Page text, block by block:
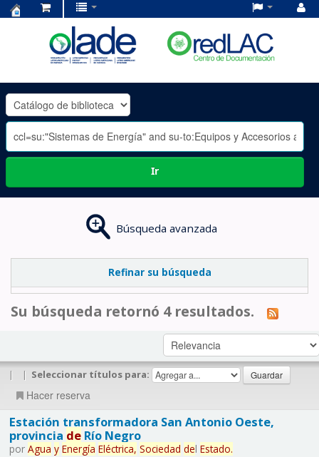
OLADE
-
Ir
Búsqueda avanzada
Refinar su búsqueda
Su búsqueda retornó 4 resultados.
| | Seleccionar títulos para:
Hacer reserva
Estación transformadora San Antonio Oeste,
provincia deRío Negro
por Agua y Energía Eléctrica, Sociedad del Estado.